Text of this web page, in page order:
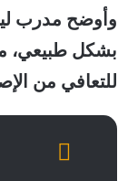
وأوضح مدرب
بشكل طبيعي،
للتعافي من